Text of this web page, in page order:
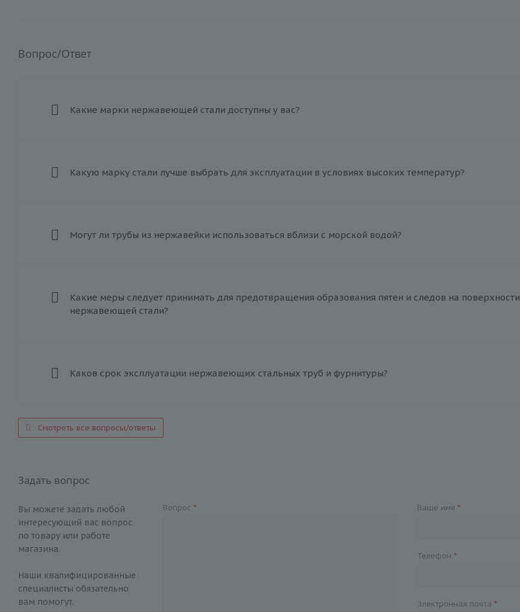
Вопрос/Ответ
Какие марки нержавеющей стали доступны у вас?
Какую марку стали лучше выбрать для эксплуатации в условиях высоких температур?
Могут ли трубы из нержавейки использоваться вблизи с морской водой?
Какие меры следует принимать для предотвращения образования пятен и следов на поверхности
нержавеющей стали?
Каков срок эксплуатации нержавеющих стальных труб и фурнитуры?
Смотреть все вопросы/ответы
Задать вопрос
Вы можете задать любой
интересующий вас вопрос
по товару или работе
магазина.
Наши квалифицированные
специалисты обязательно
вам помогут.
Вопрос* Ваше имя *
Телефон *
Электронная почта *